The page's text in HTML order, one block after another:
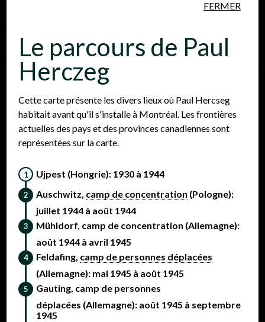
Personnes Lieux Événements
Le parcours de Paul
Herczeg
FERMER
Cette carte présente les divers lieux où Paul Hercseg
habitait avant qu'il s'installe à Montréal. Les frontières
actuelles des pays et des provinces canadiennes sont
représentées sur la carte.
Ujpest (Hongrie): 1930 à 1944
Auschwitz, camp de concentration (Pologne):
juillet 1944 à août 1944
Mühldorf, camp de concentration (Allemagne):
août 1944 à avril 1945
Feldafing, camp de personnes déplacées
(Allemagne): mai 1945 à août 1945
Gauting, camp de personnes
déplacées (Allemagne): août 1945 à septembre
1945